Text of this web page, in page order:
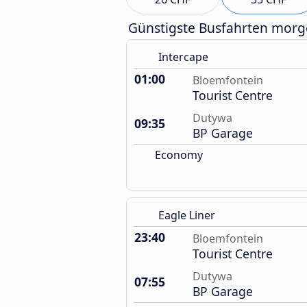
Günstigste Busfahrten
Intercape
01:00 Bloemfontein
Tourist Centre
09:35
Dutywa
BP Garage
Economy
Eagle Liner
23:40 Bloemfontein
Tourist Centre
07:55
Dutywa
BP Garage